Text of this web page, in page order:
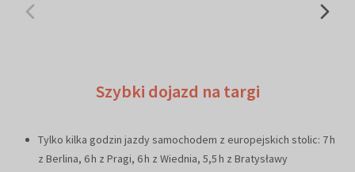
Szybki dojazd na targi
Tylko kilka godzin jazdy samochodem z europejskich stolic: 7 h
z Berlina, 6 h z Pragi, 6 h z Wiednia, 5,5 h z Bratysławy